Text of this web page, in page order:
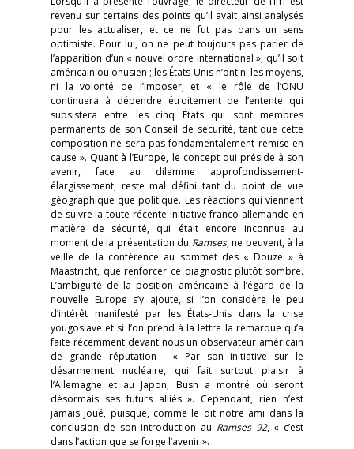
revenu sur certains des points qu’il avait ainsi analysés
pour les actualiser, et ce ne fut pas dans un sens
optimiste. Pour lui, on ne peut toujours pas parler de
l’apparition d’un « nouvel ordre international », qu’il soit
américain ou onusien ; les États-Unis n’ont ni les moyens,
ni la volonté de l’imposer, et « le rôle de l’ONU
continuera à dépendre étroitement de l’entente qui
subsistera entre les cinq États qui sont membres
permanents de son Conseil de sécurité, tant que cette
composition ne sera pas fondamentalement remise en
cause ». Quant à l’Europe, le concept qui préside à son
avenir, face au dilemme approfondissement-
élargissement, reste mal défini tant du point de vue
géographique que politique. Les réactions qui viennent
de suivre la toute récente initiative franco-allemande en
matière de sécurité, qui était encore inconnue au
moment de la présentation du Ramses, ne peuvent, à la
veille de la conférence au sommet des « Douze » à
Maastricht, que renforcer ce diagnostic plutôt sombre.
L’ambiguïté de la position américaine à l’égard de la
nouvelle Europe s’y ajoute, si l’on considère le peu
d’intérêt manifesté par les États-Unis dans la crise
yougoslave et si l’on prend à la lettre la remarque qu’a
faite récemment devant nous un observateur américain
de grande réputation : « Par son initiative sur le
désarmement nucléaire, qui fait surtout plaisir à
l’Allemagne et au Japon, Bush a montré où seront
désormais ses futurs alliés ». Cependant, rien n’est
jamais joué, puisque, comme le dit notre ami dans la
conclusion de son introduction au Ramses 92, « c’est
dans l’action que se forge l’avenir ».